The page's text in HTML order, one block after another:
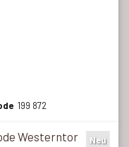
199 872
Neu